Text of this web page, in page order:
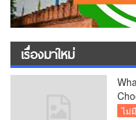
เรื่องมาใหม่
UK
ไม่